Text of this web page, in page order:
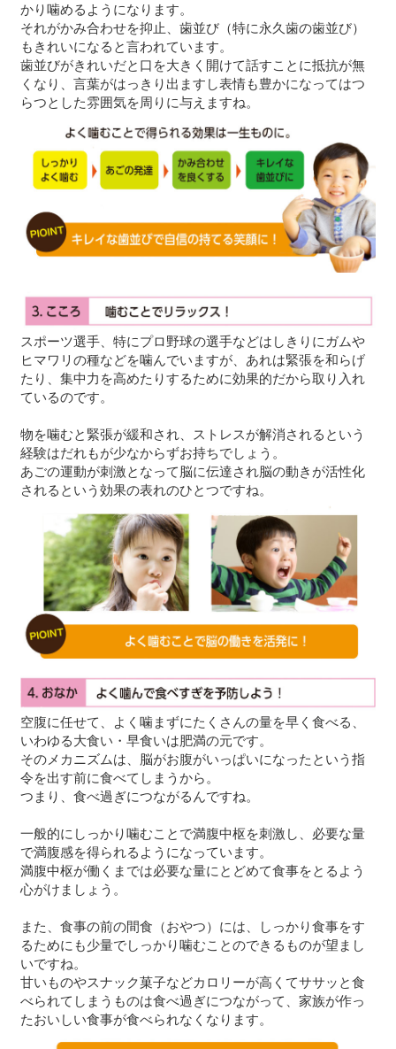
かり噛めるようになります。
それがかみ合わせを抑止、歯並び（特に永久歯の歯並び）
もきれいになると言われています。
歯並びがきれいだと口を大きく開けて話すことに抵抗が無
くなり、言葉がはっきり出ますし表情も豊かになってはつ
らつとした雰囲気を周りに与えますね。
スポーツ選手、特にプロ野球の選手などはしきりにガムや
ヒマワリの種などを噛んでいますが、あれは緊張を和らげ
たり、集中力を高めたりするために効果的だから取り入れ
ているのです。
物を噛むと緊張が緩和され、ストレスが解消されるという
経験はだれもが少なからずお持ちでしょう。
あごの運動が刺激となって脳に伝達され脳の動きが活性化
されるという効果の表れのひとつですね。
空腹に任せて、よく噛まずにたくさんの量を早く食べる、
いわゆる大食い・早食いは肥満の元です。
そのメカニズムは、脳がお腹がいっぱいになったという指
令を出す前に食べてしまうから。
つまり、食べ過ぎにつながるんですね。
一般的にしっかり噛むことで満腹中枢を刺激し、必要な量
で満腹感を得られるようになっています。
満腹中枢が働くまでは必要な量にとどめて食事をとるよう
心がけましょう。
また、食事の前の間食（おやつ）には、しっかり食事をす
るためにも少量でしっかり噛むことのできるものが望まし
いですね。
甘いものやスナック菓子などカロリーが高くてササッと食
べられてしまうものは食べ過ぎにつながって、家族が作っ
たおいしい食事が食べられなくなります。